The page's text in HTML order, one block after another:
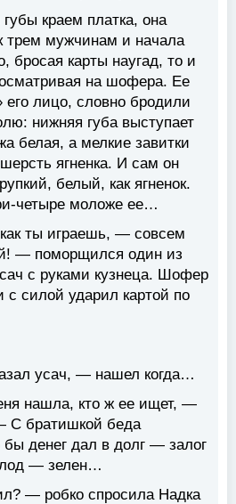
краем платка, она
трем мужчинам и начала
бросая карты наугад, то и
на шофера. Ее
его лицо, словно бродили
нижняя губа выступает
белая, а мелкие завитки
ягненка. И сам он
белый, как ягненок.
четыре моложе ее…
ты играешь, — совсем
— поморщился один из
с руками кузнеца. Шофер
с силой ударил картой по
усач, — нашел когда…
нашла, кто ж ее ищет, —
С братишкой беда
денег дал в долг — залог
— зелен…
— робко спросила Надка